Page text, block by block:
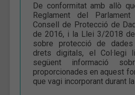
De conformitat amb allò
Reglament del
Consell de Protecció de
de 2016, i la Llei 3/2018
sobre protecció de
drets digitals, el Col·legi
següent informació
proporcionades en aquest
que vagi incorporant durant